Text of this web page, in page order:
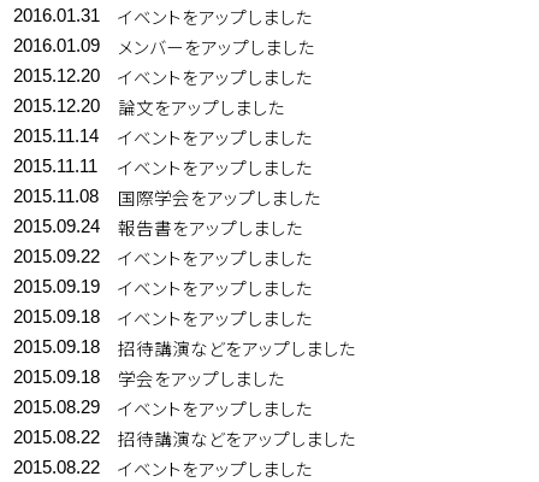
2016.01.31 イベントをアップしました
2016.01.09 メンバーをアップしました
2015.12.20 イベントをアップしました
2015.12.20 論文をアップしました
2015.11.14 イベントをアップしました
2015.11.11 イベントをアップしました
2015.11.08 国際学会をアップしました
2015.09.24 報告書をアップしました
2015.09.22 イベントをアップしました
2015.09.19 イベントをアップしました
2015.09.18 イベントをアップしました
2015.09.18 招待講演などをアップしました
2015.09.18 学会をアップしました
2015.08.29 イベントをアップしました
2015.08.22 招待講演などをアップしました
2015.08.22 イベントをアップしました